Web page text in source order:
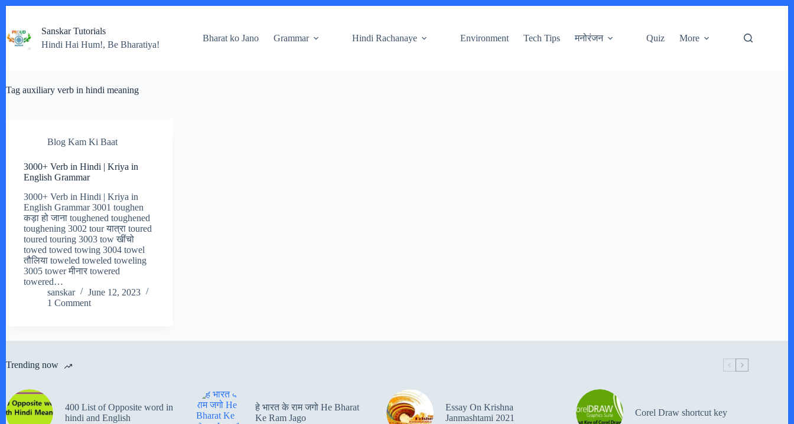
content
Sanskar Tutorials
Hindi Hai Hum!, Be Bharatiya!
Bharat ko Jano Grammar Hindi Rachanaye Environment Tech Tips मनोरंजन Quiz More
Tag auxiliary verb in hindi meaning
Blog Kam Ki Baat
3000+ Verb in Hindi | Kriya in
English Grammar
3000+ Verb in Hindi | Kriya in
English Grammar 3001 toughen
कड़ा हो जाना toughened toughened
toughening 3002 tour यात्रा toured
toured touring 3003 tow खींचो
towed towed towing 3004 towel
तौलिया toweled toweled toweling
3005 tower मीनार towered
towered…
sanskar
June 12, 2023
1 Comment
Trending now
400 List of Opposite word in
hindi and English
हे भारत के राम जगो He Bharat
Ke Ram Jago
Essay On Krishna
Janmashtami 2021
Corel Draw shortcut key